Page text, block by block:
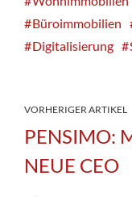
Büroimmobilien
Digitalisierung
VORHERIGER ARTIKEL
PENSIMO:
NEUE CEO